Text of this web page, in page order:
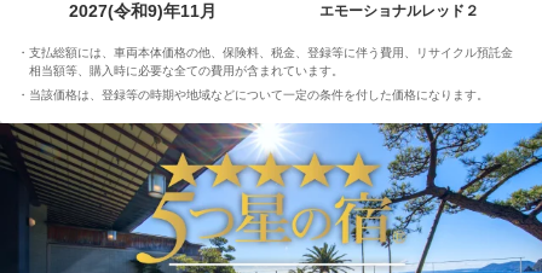
2027(令和9)年11月
エモーショナルレッド２
支払総額には、車両本体価格の他、保険料、税金、登録等に伴う費用、リサイクル預託金
相当額等、購入時に必要な全ての費用が含まれています。
当該価格は、登録等の時期や地域などについて一定の条件を付した価格になります。